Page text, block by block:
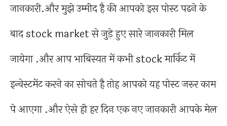
जानकारी.और मुझे उम्मीद है की आपको इस पोस्ट पढने के
बाद stock market से जुड़े हुए सारे जानकारी मिल
जायेगा .और आप भाबिस्यत में कभी stock मार्किट में
इन्वेस्टमेंट करने का सोचते है तोह आपको यह पोस्ट जरुर काम
पे आएगा .और ऐसे ही हर दिन एक नए जानकारी आपके मेल